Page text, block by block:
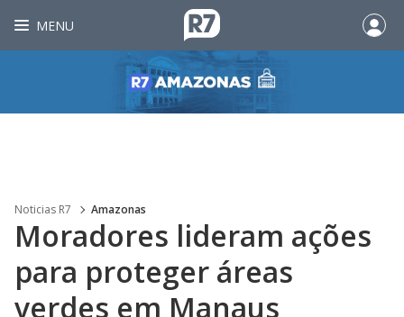
MENU
Noticias R7 Amazonas
Moradores lideram ações
para proteger áreas
verdes em Manaus